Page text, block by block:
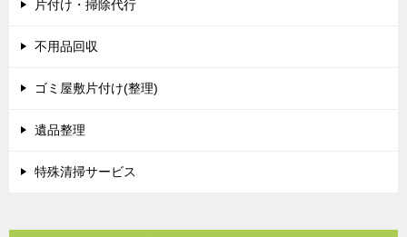
ー
シ
片付け・掃除代行
不用品回収
ゴミ屋敷片付け(整理)
遺品整理
特殊清掃サービス